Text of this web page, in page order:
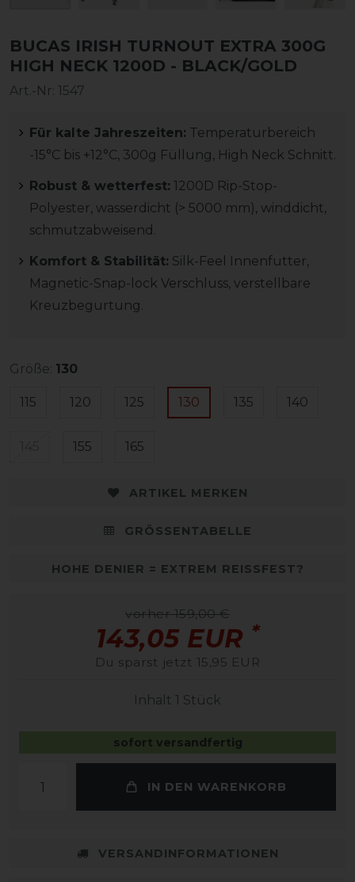
BUCAS IRISH TURNOUT EXTRA 300G
HIGH NECK 1200D - BLACK/GOLD
Art.-Nr: 1547
Für kalte Jahreszeiten: Temperaturbereich
-15°C bis +12°C, 300g Füllung, High Neck Schnitt.
Robust & wetterfest: 1200D Rip-Stop-
Polyester, wasserdicht (> 5000 mm), winddicht,
schmutzabweisend.
Komfort & Stabilität: Silk-Feel Innenfutter,
Magnetic-Snap-lock Verschluss, verstellbare
Kreuzbegurtung.
Größe: 130
115 120 125 130 135 140
155 165
ARTIKEL MERKEN
GRÖSSENTABELLE
HOHE DENIER = EXTREM REISSFEST?
vorher 159,00 €
143,05 EUR *
Du sparst jetzt 15,95 EUR
Inhalt 1 Stück
sofort versandfertig
IN DEN WARENKORB
VERSANDINFORMATIONEN